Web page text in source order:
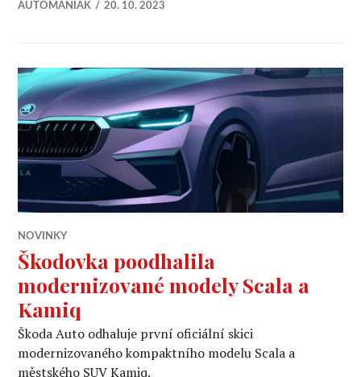
AUTOMANIAK 20. 10. 2023
NOVINKY
Škodovka poodhalila
modernizované modely Scala a
Kamiq
Škoda Auto odhaluje první oficiální skici
modernizovaného kompaktního modelu Scala a
městského SUV Kamiq.